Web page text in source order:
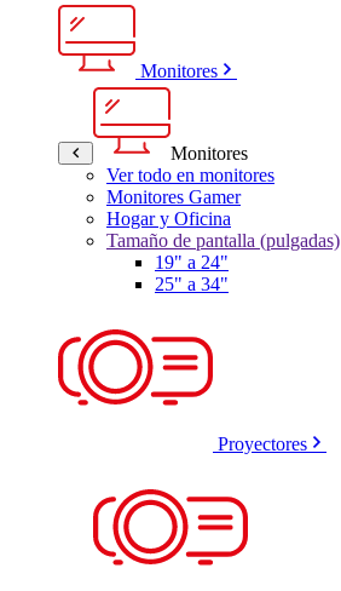
Monitores
Monitores
Ver todo en monitores
Monitores Gamer
Hogar y Oficina
Tamaño de pantalla (pulgadas)
19" a 24"
25" a 34"
Proyectores